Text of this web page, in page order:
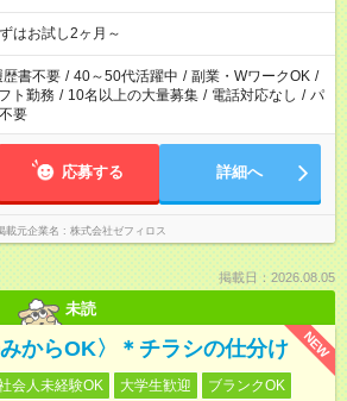
はお試し2ヶ月～
歴書不要 / 40～50代活躍中 / 副業・WワークOK /
ト勤務 / 10名以上の大量募集 / 電話対応なし / パ
要
応募する 詳細へ
載元企業名 株式会社ゼフィロス
掲載日：2026.08.05
未読
NEW
みからOK〉＊チラシの仕分け
会人未経験OK 大学生歓迎
ブランクOK